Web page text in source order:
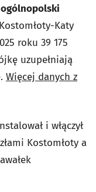
ogólnopolski
Katy
roku 39 175
uzupełniają
Więcej danych z
i włączył
Kostomłoty a